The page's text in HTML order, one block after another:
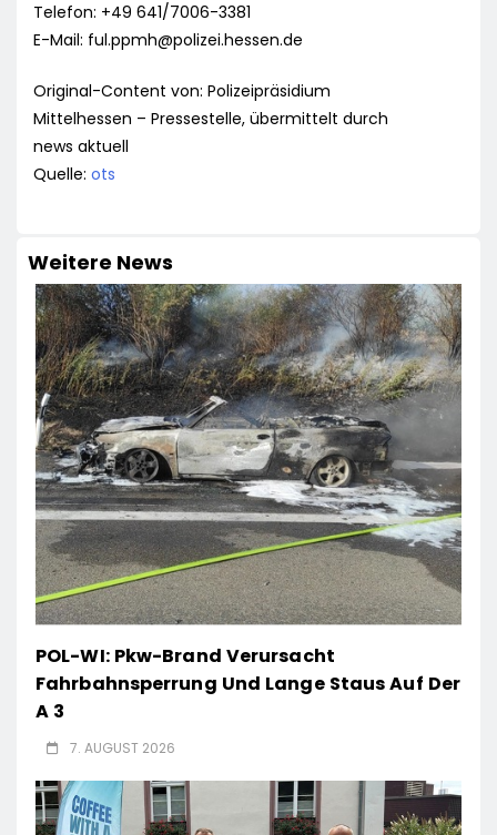
Telefon: +49 641/7006-3381
E-Mail: ful.ppmh@polizei.hessen.de
Original-Content von: Polizeipräsidium
Mittelhessen – Pressestelle, übermittelt durch
news aktuell
Quelle: ots
Weitere News
POL-WI: Pkw-Brand Verursacht
Fahrbahnsperrung Und Lange Staus Auf Der
A 3
7. AUGUST 2026